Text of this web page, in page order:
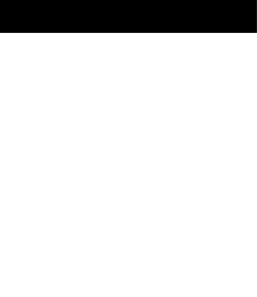
in voor onze nieuwsbrief.